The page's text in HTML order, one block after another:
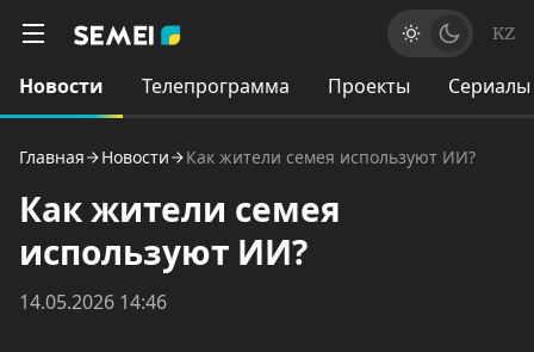
KZ
Новости Телепрограмма Проекты Сериалы
Главная Новости Как жители семея используют ИИ?
Как жители семея
используют ИИ?
14.05.2026 14:46